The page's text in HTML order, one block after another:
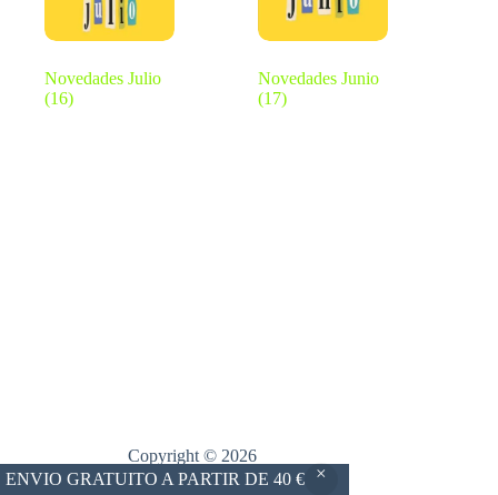
ENVIO GRATUITO A PARTIR DE 40 €
Novedades Julio
(16)
Novedades Junio
(17)
Copyright © 2026
Librería - Papelería El Errante